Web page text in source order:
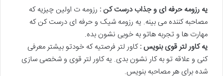
یه رزومه حرفه ای و جذاب درست کن : رزومه ت اولین چیزیه که
مصاحبه کننده می بینه. یه رزومه شیک و حرفه ای درست کن که
مهارت ها و تجربه هاتو به خوبی نشون بده.
یه کاور لتر قوی بنویس :کاور لتر فرصتیه که خودتو بیشتر معرفی
کنی و علاقه تو به کار نشون بدی. یه کاور لتر قوی و شخصی سازی
شده برای هر مصاحبه بنویس.